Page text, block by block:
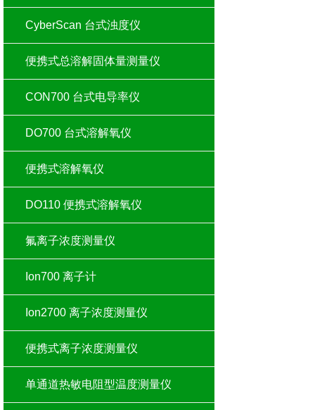
CyberScan 台式浊度仪
便携式总溶解固体量测量仪
CON700 台式电导率仪
DO700 台式溶解氧仪
便携式溶解氧仪
DO110 便携式溶解氧仪
氟离子浓度测量仪
Ion700 离子计
Ion2700 离子浓度测量仪
便携式离子浓度测量仪
单通道热敏电阻型温度测量仪